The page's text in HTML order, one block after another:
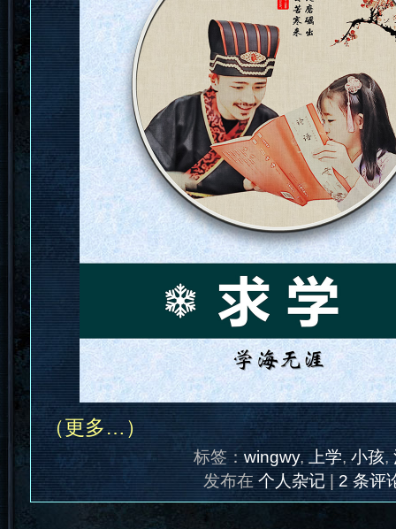
（更多…）
标签：wingwy,上学,小孩,
发布在个人杂记| 2 条评